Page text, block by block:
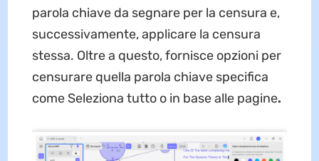
parola chiave da segnare per la censura e,
successivamente, applicare la censura
stessa. Oltre a questo, fornisce opzioni per
censurare quella parola chiave specifica
come Seleziona tutto o in base alle pagine.